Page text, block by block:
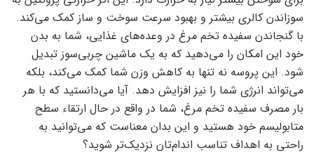
سوزاندن کالری بیشتر و بهبود سرعت سوخت و ساز کمک می‌کند.
با گنجاندن سفیده تخم مرغ در وعده‌های غذایی، شما به بدن
خود این امکان را می‌دهید که به یک ماشین چربی‌سوز تبدیل
شود. این پروسه نه تنها به کاهش وزن شما کمک می‌کند، بلکه
می‌تواند انرژی شما را نیز افزایش دهد. آیا می‌دانستید که با هر
بار مصرف سفیده تخم مرغ، شما در واقع در حال ارتقاء سطح
متابولیسم خود هستید و این بدان معناست که می‌توانید به
راحتی به اهداف تناسب اندام‌تان نزدیک‌تر شوید؟